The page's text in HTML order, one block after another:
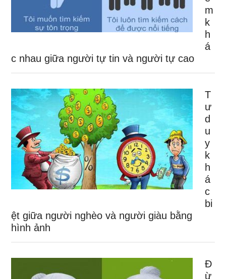
m
k
h
á
c nhau giữa người tự tin và người tự cao
T
ư
d
u
y
k
h
á
c
bi
ệt giữa người nghèo và người giàu bằng
hình ảnh
Đ
ừ